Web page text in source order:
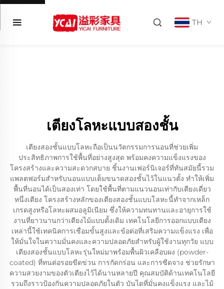
TH
เตียงโลหะแบบสองชั้น
เตียงสองชั้นแบบโลหะถือเป็นนวัตกรรมการนอนที่ช่วยเพิ่ม
ประสิทธิภาพการใช้พื้นที่อย่างสูงสุด พร้อมคงความแข็งแรงของ
โครงสร้างและความสะดวกสบาย ชิ้นงานเฟอร์นิเจอร์ที่ทันสมัยนี้รวม
แพลตฟอร์มสำหรับนอนแบบเต็มขนาดสองชั้นไว้ในแนวตั้ง ทำให้เพิ่ม
พื้นที่นอนได้เป็นสองเท่า โดยใช้พื้นที่ตามแนวนอนเท่ากับเตียงเดี่ยว
หนึ่งเตียง โครงสร้างหลักของเตียงสองชั้นแบบโลหะนี้ทำจากเหล็ก
เกรดสูงหรือโลหะผสมอลูมิเนียม ซึ่งให้ความทนทานและอายุการใช้
งานที่ยาวนานกว่าเตียงไม้แบบดั้งเดิม เทคโนโลยีการออกแบบเตียง
เหล่านี้ใช้เทคนิคการเชื่อมขั้นสูงและข้อต่อที่เสริมความแข็งแรง เพื่อ
ให้มั่นใจในความมั่นคงและความปลอดภัยสำหรับผู้ใช้งานทุกวัย แบบ
เตียงสองชั้นแบบโลหะรุ่นใหม่มาพร้อมพื้นผิวเคลือบผง (powder-
coated) ที่ทนต่อรอยขีดข่วน การกัดกร่อน และการซีดจาง ช่วยรักษา
ความสวยงามของตัวเตียงไว้ได้นานหลายปี คุณสมบัติด้านเทคโนโลยี
รวมถึงราวป้องกันความปลอดภัยในตัว บันไดที่มั่นคงแข็งแรง และไม้